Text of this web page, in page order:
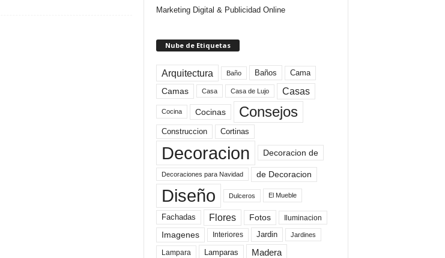
Marketing Digital & Publicidad Online
Nube de Etiquetas
Arquitectura Baño Baños Cama
Camas Casa Casa de Lujo Casas
Cocina Cocinas Consejos
Construccion Cortinas
Decoracion Decoracion de
Decoraciones para Navidad de Decoracion
Diseño Dulceros El Mueble
Fachadas Flores Fotos Iluminacion
Imagenes Interiores Jardin Jardines
Lampara Lamparas Madera